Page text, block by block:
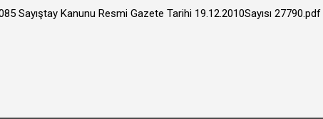
Sayıştay Kanunu Resmi Gazete Tarihi 19.12.2010Sayısı 27790.pdf